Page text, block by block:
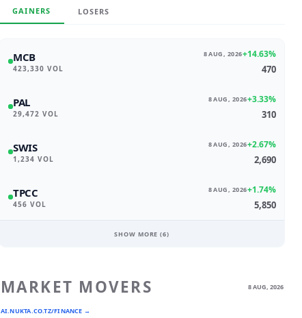
GAINERS LOSERS
MCB
423,330 VOL
8 AUG, 2026+14.63%
470
PAL
29,472 VOL
8 AUG, 2026+3.33%
310
SWIS
1,234 VOL
8 AUG, 2026+2.67%
2,690
TPCC
456 VOL
8 AUG, 2026+1.74%
5,850
SHOW MORE (6)
MARKET MOVERS
AI.NUKTA.CO.TZ/FINANCE →
8 AUG, 2026